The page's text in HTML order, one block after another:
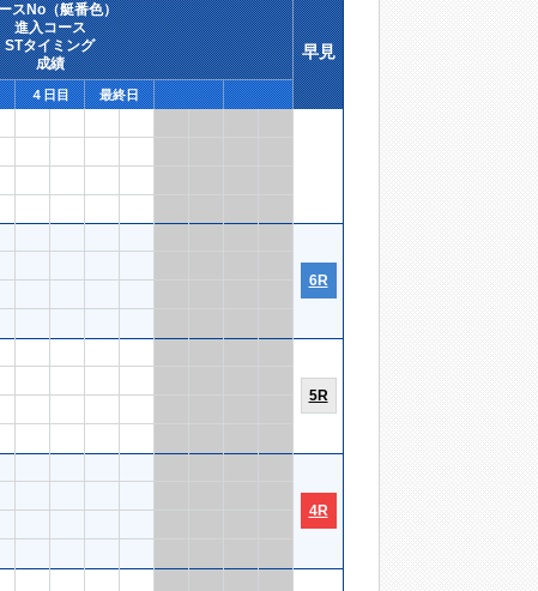
スNo（艇番色）
進入コース
STタイミング
成績
早見
４日目 最終日
6R
5R
4R